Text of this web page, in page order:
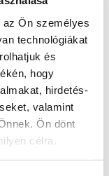
az Ön személyes
technológiákat
és
hogy
hirdetés-
valamint
Ön dönt
célra.
FELFEDÉSE